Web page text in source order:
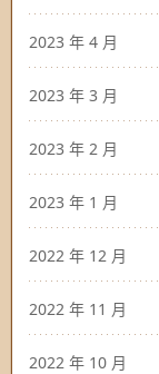
2023 年 4 月
2023 年 3 月
2023 年 2 月
2023 年 1 月
2022 年 12 月
2022 年 11 月
2022 年 10 月